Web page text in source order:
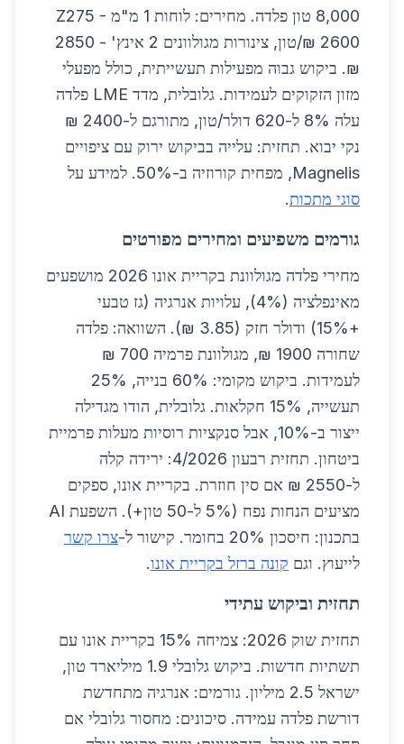
8,000 טון פלדה. מחירים: לוחות 1 מ"מ Z275 -
2600 ₪/טון, צינורות מגולוונים 2 אינץ' - 2850
₪. ביקוש גבוה מפעילות תעשייתית, כולל מפעלי
מזון הזקוקים לעמידות. גלובלית, מדד LME פלדה
עלה 8% ל-620 דולר/טון, מתורגם ל-2400 ₪
נקי יבוא. תחזית: עלייה בביקוש ירוק עם ציפויים
Magnelis, מפחית קורוזיה ב-50%. למידע על
סוגי מתכות.
גורמים משפיעים ומחירים מפורטים
מחירי פלדה מגולוונת בקריית אונו 2026 מושפעים
מאינפלציה (4%), עלויות אנרגיה (גז טבעי
+15%) ודולר חזק (3.85 ₪). השוואה: פלדה
שחורה 1900 ₪, מגולוונת פרמיה 700 ₪
לעמידות. ביקוש מקומי: 60% בנייה, 25%
תעשייה, 15% חקלאות. גלובלית, הודו מגדילה
ייצור ב-10%, אבל סנקציות רוסיות מעלות פרמיית
ביטחון. תחזית רבעון 4/2026: ירידה קלה
ל-2550 ₪ אם סין חוזרת. בקריית אונו, ספקים
מציעים הנחות נפח (5% ל-50 טון+). השפעת AI
בתכנון: חיסכון 20% בחומר. קישור ל-
צרו קשר
לייעוץ. וגם קונה ברזל בקריית אונו.
תחזית וביקוש עתידי
תחזית שוק 2026: צמיחה 15% בקריית אונו עם
תשתיות חדשות. ביקוש גלובלי 1.9 מיליארד טון,
ישראל 2.5 מיליון. גורמים: אנרגיה מתחדשת
דורשת פלדה עמידה. סיכונים: מחסור גלובלי אם